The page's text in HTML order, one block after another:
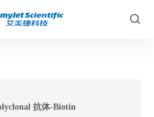
抗体-Biotin